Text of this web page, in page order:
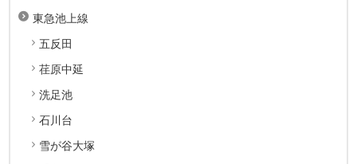
東急池上線
五反田
荏原中延
洗足池
石川台
雪が谷大塚